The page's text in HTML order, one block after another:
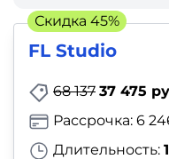
FL Studio
68 137 37 475
Длительность:
Рассрочка: 6
Скидка 45%
Для
детей